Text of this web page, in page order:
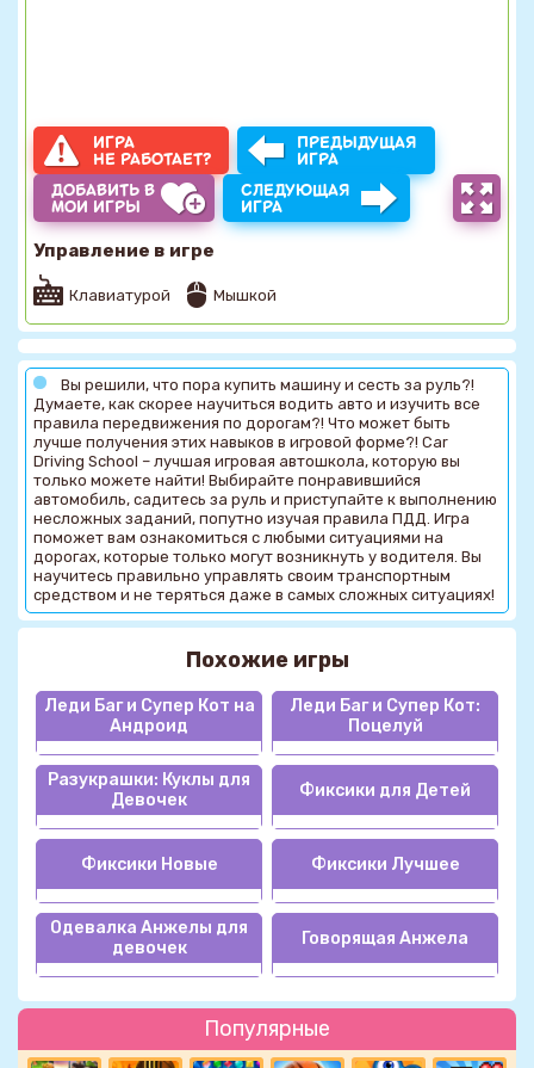
Популярные
ИГРА
НЕ РАБОТАЕТ?
ПРЕДЫДУЩАЯ
ИГРА
ДОБАВИТЬ В
МОИ ИГРЫ
СЛЕДУЮЩАЯ
ИГРА
Управление в игре
Клавиатурой Мышкой
Вы решили, что пора купить машину и сесть за руль?!
Думаете, как скорее научиться водить авто и изучить все
правила передвижения по дорогам?! Что может быть
лучше получения этих навыков в игровой форме?! Car
Driving School – лучшая игровая автошкола, которую вы
только можете найти! Выбирайте понравившийся
автомобиль, садитесь за руль и приступайте к выполнению
несложных заданий, попутно изучая правила ПДД. Игра
поможет вам ознакомиться с любыми ситуациями на
дорогах, которые только могут возникнуть у водителя. Вы
научитесь правильно управлять своим транспортным
средством и не теряться даже в самых сложных ситуациях!
Похожие игры
Леди Баг и Супер Кот на
Андроид
Леди Баг и Супер Кот:
Поцелуй
Разукрашки: Куклы для
Девочек
Фиксики для Детей
Фиксики Новые Фиксики Лучшее
Одевалка Анжелы для
девочек
Говорящая Анжела